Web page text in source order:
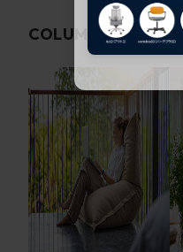
COLUMN関連コラム